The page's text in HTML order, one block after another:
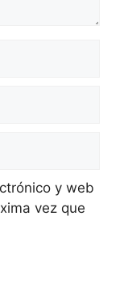
y web
vez que